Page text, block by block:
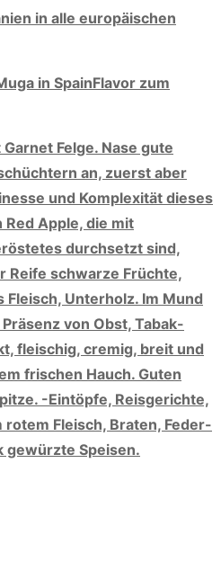
in alle europäischen
in SpainFlavor zum
Felge. Nase gute
an, zuerst aber
und Komplexität dieses
Red Apple, die mit
durchsetzt sind,
Reife schwarze Früchte,
Fleisch, Unterholz. Im Mund
von Obst, Tabak-
fleischig, cremig, breit und
frischen Hauch. Guten
-Eintöpfe, Reisgerichte,
Fleisch, Braten, Feder-
gewürzte Speisen.